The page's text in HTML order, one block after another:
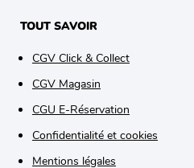
TOUT SAVOIR
CGV Click & Collect
CGV Magasin
CGU E-Réservation
Confidentialité et cookies
Mentions légales